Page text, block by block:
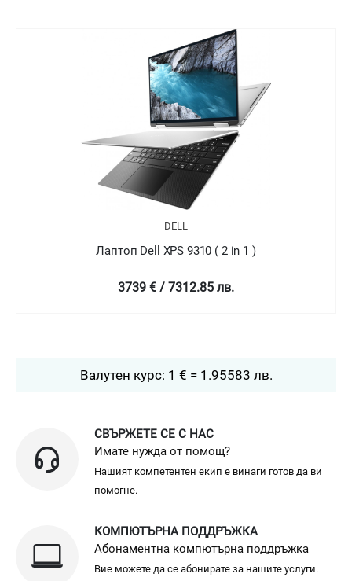
DELL
Лаптоп Dell XPS 9310 ( 2 in 1 )
3739 € / 7312.85 лв.
Валутен курс: 1 € = 1.95583 лв.
СВЪРЖЕТЕ СЕ С НАС
Имате нужда от помощ?
Нашият компетентен екип е винаги готов да ви
помогне.
КОМПЮТЪРНА ПОДДРЪЖКА
Абонаментна компютърна поддръжка
Вие можете да се абонирате за нашите услуги.